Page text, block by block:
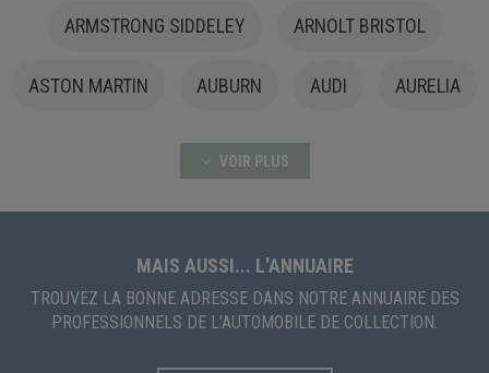
ARMSTRONG SIDDELEY ARNOLT BRISTOL
ASTON MARTIN AUBURN AUDI AURELIA
AUSTIN AUSTIN HEALEY
AUSTIN-HEALEY AUTO UNION AUTOBIANCHI
BECK BENTLEY
BERLIET BEVERLEY BARNES BITTER
VOIR PLUS
MAIS AUSSI... L'ANNUAIRE
TROUVEZ LA BONNE ADRESSE DANS NOTRE ANNUAIRE DES
PROFESSIONNELS DE L'AUTOMOBILE DE COLLECTION.